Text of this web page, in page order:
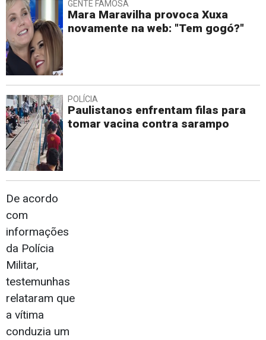
GENTE FAMOSA
Mara Maravilha provoca Xuxa
novamente na web: "Tem gogó?"
POLÍCIA
Paulistanos enfrentam filas para
tomar vacina contra sarampo
De acordo
com
informações
da Polícia
Militar,
testemunhas
relataram que
a vítima
conduzia um